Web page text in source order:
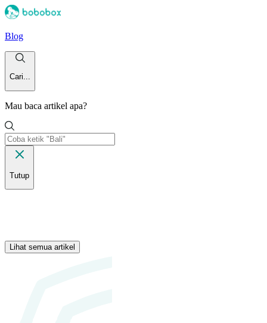
Blog
Cari...
Mau baca artikel apa?
Tutup
Lihat semua artikel